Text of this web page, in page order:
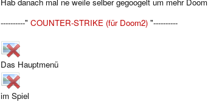
----------" COUNTER-STRIKE (für Doom2) "----------
Das Hauptmenü
im Spiel